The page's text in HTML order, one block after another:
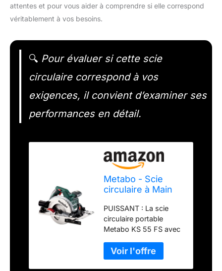
attentes et pour vous aider à comprendre si elle correspond
véritablement à vos besoins.
🔍 Pour évaluer si cette scie
circulaire correspond à vos
exigences, il convient d’examiner ses
performances en détail.
Metabo - Scie
circulaire à Main
600955700
PUISSANT : La scie
circulaire portable
Metabo KS 55 FS avec
de 1200 W et une
vitesse de coupe